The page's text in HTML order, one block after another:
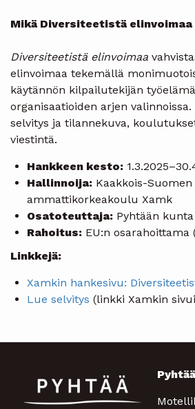
Mikä Diversiteetistä elinvoimaa
Diversiteetistä elinvoimaa
elinvoimaa tekemällä
käytännön kilpailutekijän
organisaatioiden arjen valinnoissa.
selvitys ja tilannekuva,
viestintä.
Hankkeen kesto:
Hallinnoija: Kaakkois-Suomen
ammattikorkeakoulu Xamk
Osatoteuttaja: Pyhtään kunta
Rahoitus: EU:n osarahoittama
Linkkejä:
Xamkin hankesivu:
Lue selvitys (linkki Xamkin